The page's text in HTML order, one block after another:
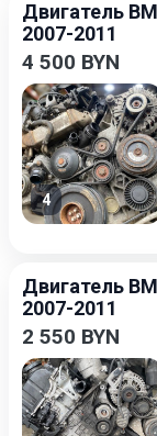
Двигатель
2007-2011
4 500 BYN
4
Двигатель
2007-2011
2 550 BYN